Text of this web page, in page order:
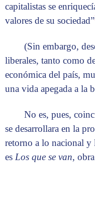
capitalistas se
valores de su sociedad”
(Sin embargo,
liberales, tanto como
económica del país,
una vida apegada a la
No es, pues,
se desarrollara en la
retorno a lo nacional
es Los que se van,